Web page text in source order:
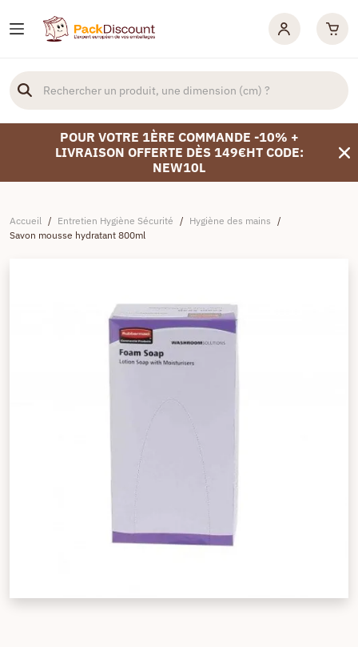
POUR VOTRE 1ÈRE COMMANDE -10% +
LIVRAISON OFFERTE DÈS 149€HT CODE:
NEW10L
Accueil / Entretien Hygiène Sécurité / Hygiène des mains /
Savon mousse hydratant 800ml